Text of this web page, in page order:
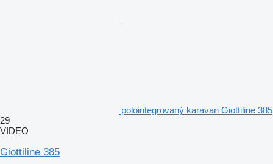
polointegrovaný karavan Giottiline 385
29
VIDEO
Giottiline 385